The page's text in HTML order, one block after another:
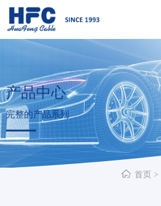
产品中心
完整的产品系列
首页 >